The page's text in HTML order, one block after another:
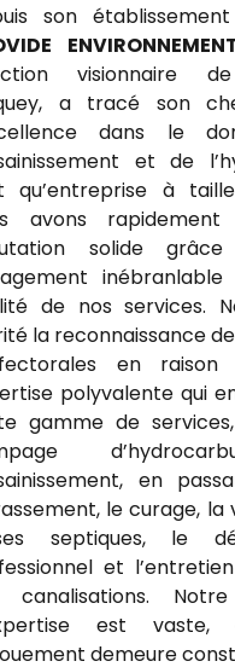
son
visionnaire
a tracé son
dans le
et de
qu’entreprise à
avons
solide
de nos services.
la reconnaissance
en
polyvalente qui
gamme de
en
le curage, la
septiques, le
et
canalisations.
est
demeure